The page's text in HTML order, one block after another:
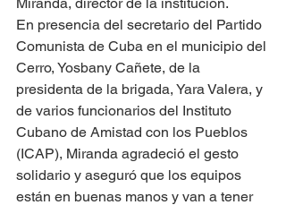
En presencia del secretario del Partido
Comunista de Cuba en el municipio del
Cerro, Yosbany Cañete, de la
presidenta de la brigada, Yara Valera, y
de varios funcionarios del Instituto
Cubano de Amistad con los Pueblos
(ICAP), Miranda agradeció el gesto
solidario y aseguró que los equipos
están en buenas manos y van a tener